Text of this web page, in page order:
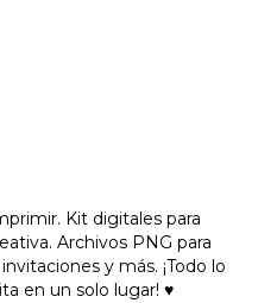
Kit digitales para
Archivos PNG para
y más. ¡Todo lo
en un solo lugar! ♥